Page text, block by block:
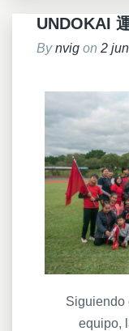
UNDOKAI
Bynvig on 2
Siguiendo
equipo,